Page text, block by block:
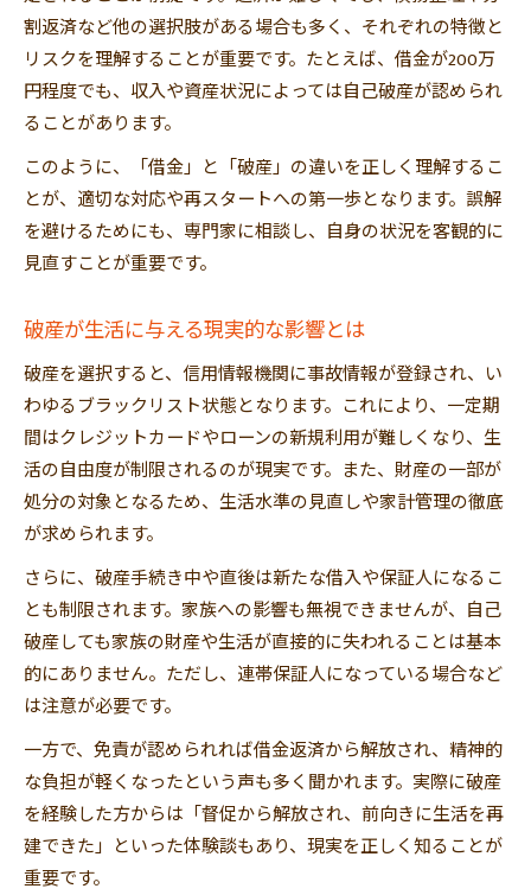
破産後に変わる生活と新たなスタートの秘訣
破産後の生活はどうなるのか徹底解説
破産と借金免除後に始まる日常の変化
生活再建のための家計管理と習慣見直し
破産後の支援制度と相談窓口の活用法
再スタートを成功させる生活リズムの工夫
破産しても借金はどこまで免除されるのか
破産すると借金はどうなるか徹底解説
非免責債権と破産による制限の実際
借金が免除されない場合の対応方法
自己破産と残る借金への備え方
家族を守るための破産手続き時の注意点
家族名義財産と破産における注意点
破産時に家族へ影響が及ぶケースとは
自己破産手続きにおける家族カードの扱い
家族を守るための準備とリスク回避策
破産手続き中の家族の協力を得る方法
割返済など他の選択肢がある場合も多く、それぞれの特徴と
リスクを理解することが重要です。たとえば、借金が200万
円程度でも、収入や資産状況によっては自己破産が認められ
ることがあります。
このように、「借金」と「破産」の違いを正しく理解するこ
とが、適切な対応や再スタートへの第一歩となります。誤解
を避けるためにも、専門家に相談し、自身の状況を客観的に
見直すことが重要です。
破産が生活に与える現実的な影響とは
破産を選択すると、信用情報機関に事故情報が登録され、い
わゆるブラックリスト状態となります。これにより、一定期
間はクレジットカードやローンの新規利用が難しくなり、生
活の自由度が制限されるのが現実です。また、財産の一部が
処分の対象となるため、生活水準の見直しや家計管理の徹底
が求められます。
さらに、破産手続き中や直後は新たな借入や保証人になるこ
とも制限されます。家族への影響も無視できませんが、自己
破産しても家族の財産や生活が直接的に失われることは基本
的にありません。ただし、連帯保証人になっている場合など
は注意が必要です。
一方で、免責が認められれば借金返済から解放され、精神的
な負担が軽くなったという声も多く聞かれます。実際に破産
を経験した方からは「督促から解放され、前向きに生活を再
建できた」といった体験談もあり、現実を正しく知ることが
重要です。